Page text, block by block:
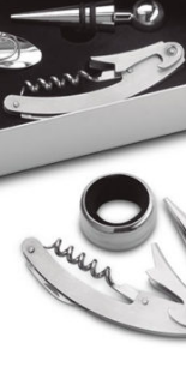
cuisine
cuisine
Jardin
à découper
personnalisé
du vin
Téléphone